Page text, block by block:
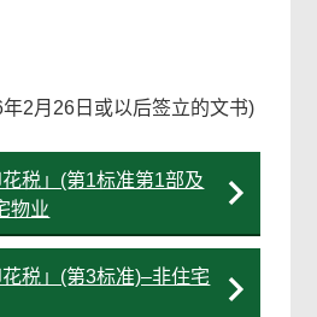
2月26日或以后签立的文书)
税」(第1标准第1部及
物业
税」(第3标准)–非住宅